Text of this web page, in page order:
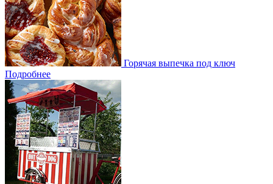
Горячая выпечка под ключ
Подробнее